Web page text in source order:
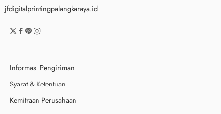
jfdigitalprintingpalangkaraya.id
Informasi Pengiriman
Syarat & Ketentuan
Kemitraan Perusahaan